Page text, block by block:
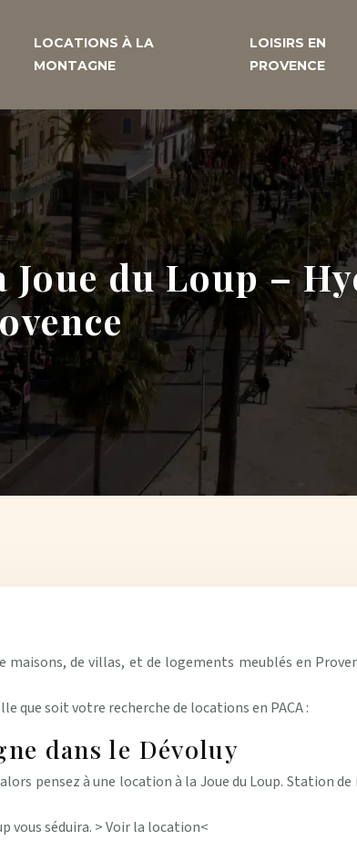
LOCATIONS À LA
MONTAGNE
LOISIRS EN
PROVENCE
du Loup –
de villas, et de logements meublés en
que soit votre recherche de locations en PACA :
dans le Dévoluy
pensez à une location à la Joue du Loup. Station
vous séduira. > Voir la location<